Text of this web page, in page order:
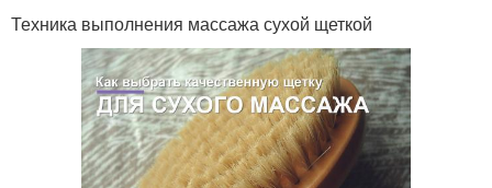
Техника выполнения массажа сухой щеткой